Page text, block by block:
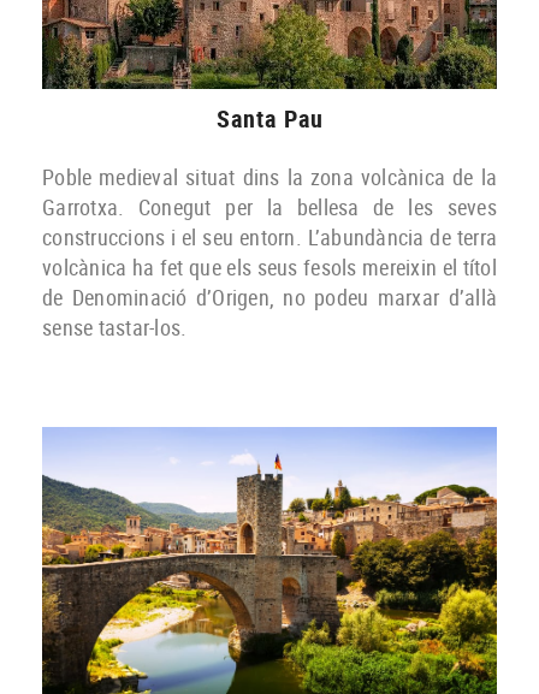
Santa Pau
Poble medieval situat dins la zona volcànica de la
Garrotxa. Conegut per la bellesa de les seves
construccions i el seu entorn. L’abundància de terra
volcànica ha fet que els seus fesols mereixin el títol
de Denominació d’Origen, no podeu marxar d’allà
sense tastar-los.